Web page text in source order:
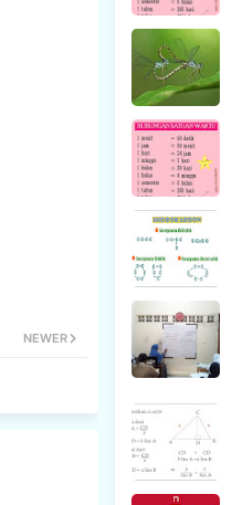
NEWER